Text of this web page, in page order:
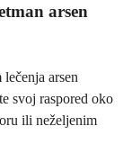
arsen
arsen
svoj raspored oko
ili neželjenim